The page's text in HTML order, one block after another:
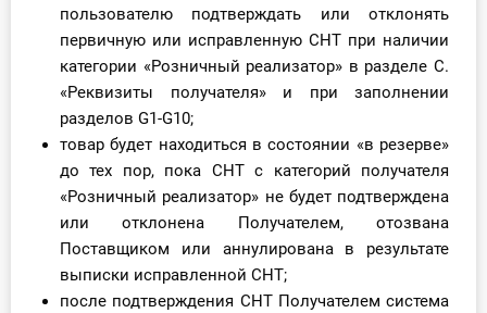
пользователю подтверждать или отклонять
первичную или исправленную СНТ при наличии
категории «Розничный реализатор» в разделе С.
«Реквизиты получателя» и при заполнении
разделов G1-G10;
товар будет находиться в состоянии «в резерве»
до тех пор, пока СНТ с категорий получателя
«Розничный реализатор» не будет подтверждена
или отклонена Получателем, отозвана
Поставщиком или аннулирована в результате
выписки исправленной СНТ;
после подтверждения СНТ Получателем система